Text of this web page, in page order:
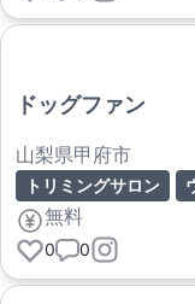
ドッグファン
山梨県甲府市
トリミングサロン
無料
0 0